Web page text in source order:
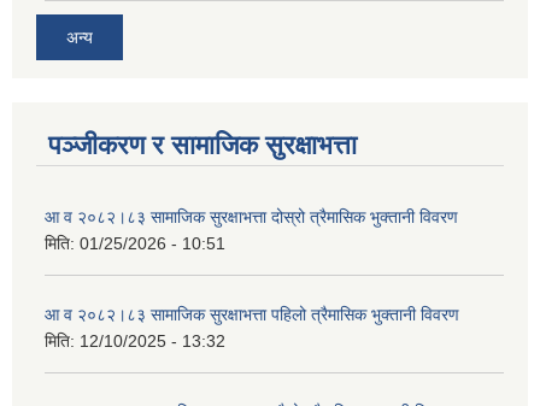
अन्य
पञ्जीकरण र सामाजिक सुरक्षाभत्ता
आ व २०८२।८३ सामाजिक सुरक्षाभत्ता दोस्रो त्रैमासिक भुक्तानी विवरण
मिति: 01/25/2026 - 10:51
आ व २०८२।८३ सामाजिक सुरक्षाभत्ता पहिलो त्रैमासिक भुक्तानी विवरण
मिति: 12/10/2025 - 13:32